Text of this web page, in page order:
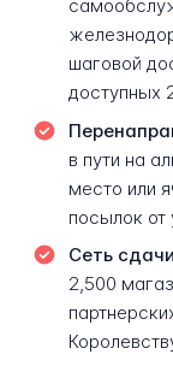
шаговой
доступных
в пути на
место или
посылок от
Сеть
2,500